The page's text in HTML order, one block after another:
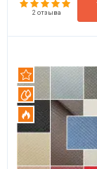
2 отзыва
Рекомендуем
Огнестойкий